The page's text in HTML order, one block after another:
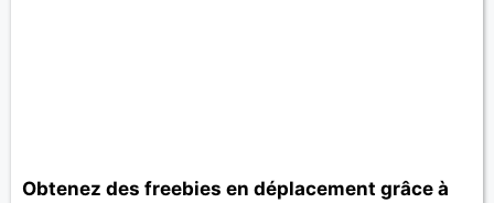
Obtenez des freebies en déplacement grâce à